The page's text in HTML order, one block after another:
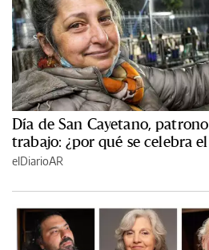
Día de San Cayetano,
trabajo: ¿por qué se celebra
elDiarioAR